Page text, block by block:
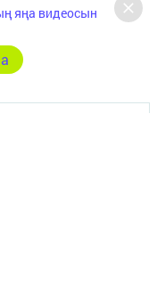
яңа видеосын